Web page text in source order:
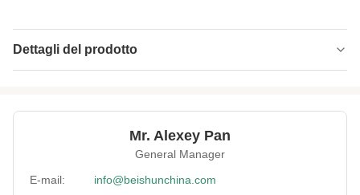
Dettagli del prodotto
Structure: Mesh Belt Type
Raffreddamento ad acqua + essicazione
all'aria
Applied Width: Massimo 900mm
Mr. Alexey Pan
General Manager
E-mail:
info@beishunchina.com